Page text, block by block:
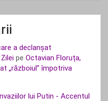
a declanșat
pe Octavian Floruța,
„războiul” împotriva
lui Putin - Accentul